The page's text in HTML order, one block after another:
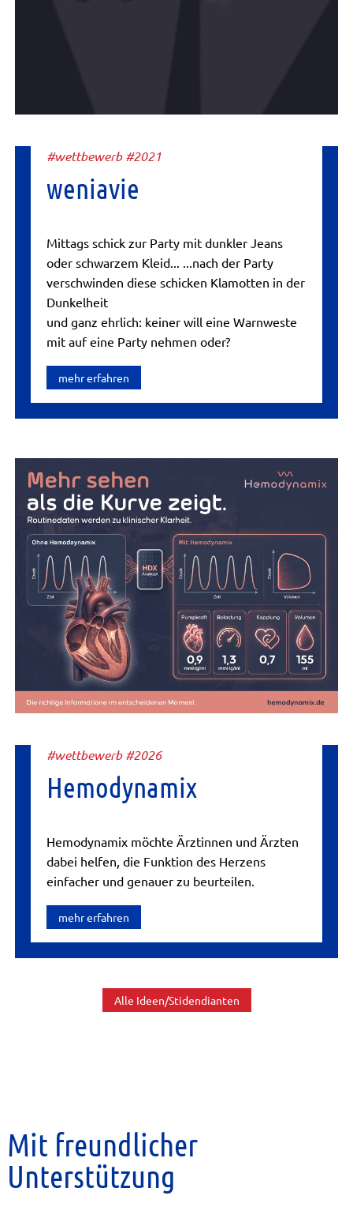
#wettbewerb #2021
weniavie
Mittags schick zur Party mit dunkler Jeans
oder schwarzem Kleid... ...nach der Party
verschwinden diese schicken Klamotten in der
Dunkelheit
und ganz ehrlich: keiner will eine Warnweste
mit auf eine Party nehmen oder?
mehr erfahren
#wettbewerb #2026
Hemodynamix
Hemodynamix möchte Ärztinnen und Ärzten
dabei helfen, die Funktion des Herzens
einfacher und genauer zu beurteilen.
mehr erfahren
Alle Ideen/Stidendianten
Mit freundlicher
Unterstützung